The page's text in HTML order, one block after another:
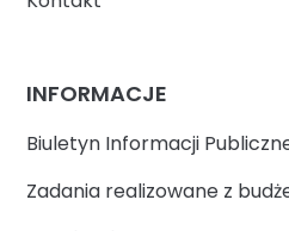
INFORMACJE
Biuletyn Informacji
Zadania realizowane z